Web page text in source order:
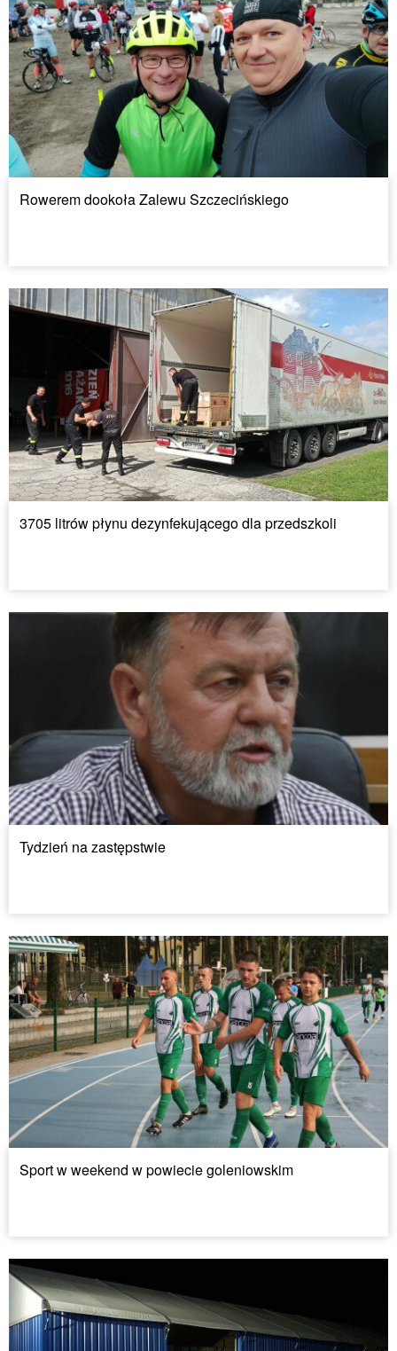
Rowerem dookoła Zalewu Szczecińskiego
3705 litrów płynu dezynfekującego dla przedszkoli
Tydzień na zastępstwie
Sport w weekend w powiecie goleniowskim